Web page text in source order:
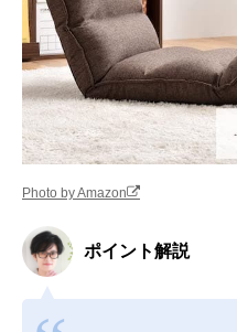
Photo by Amazon
ポイント解説